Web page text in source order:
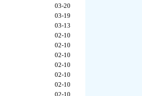
03-20
03-19
03-13
02-10
02-10
02-10
02-10
02-10
02-10
02-10